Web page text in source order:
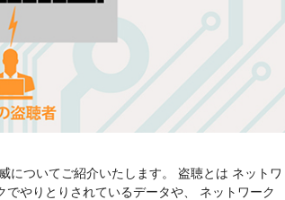
についてご紹介いたします。 盗聴とは ネットワ
やりとりされているデータや、 ネットワーク